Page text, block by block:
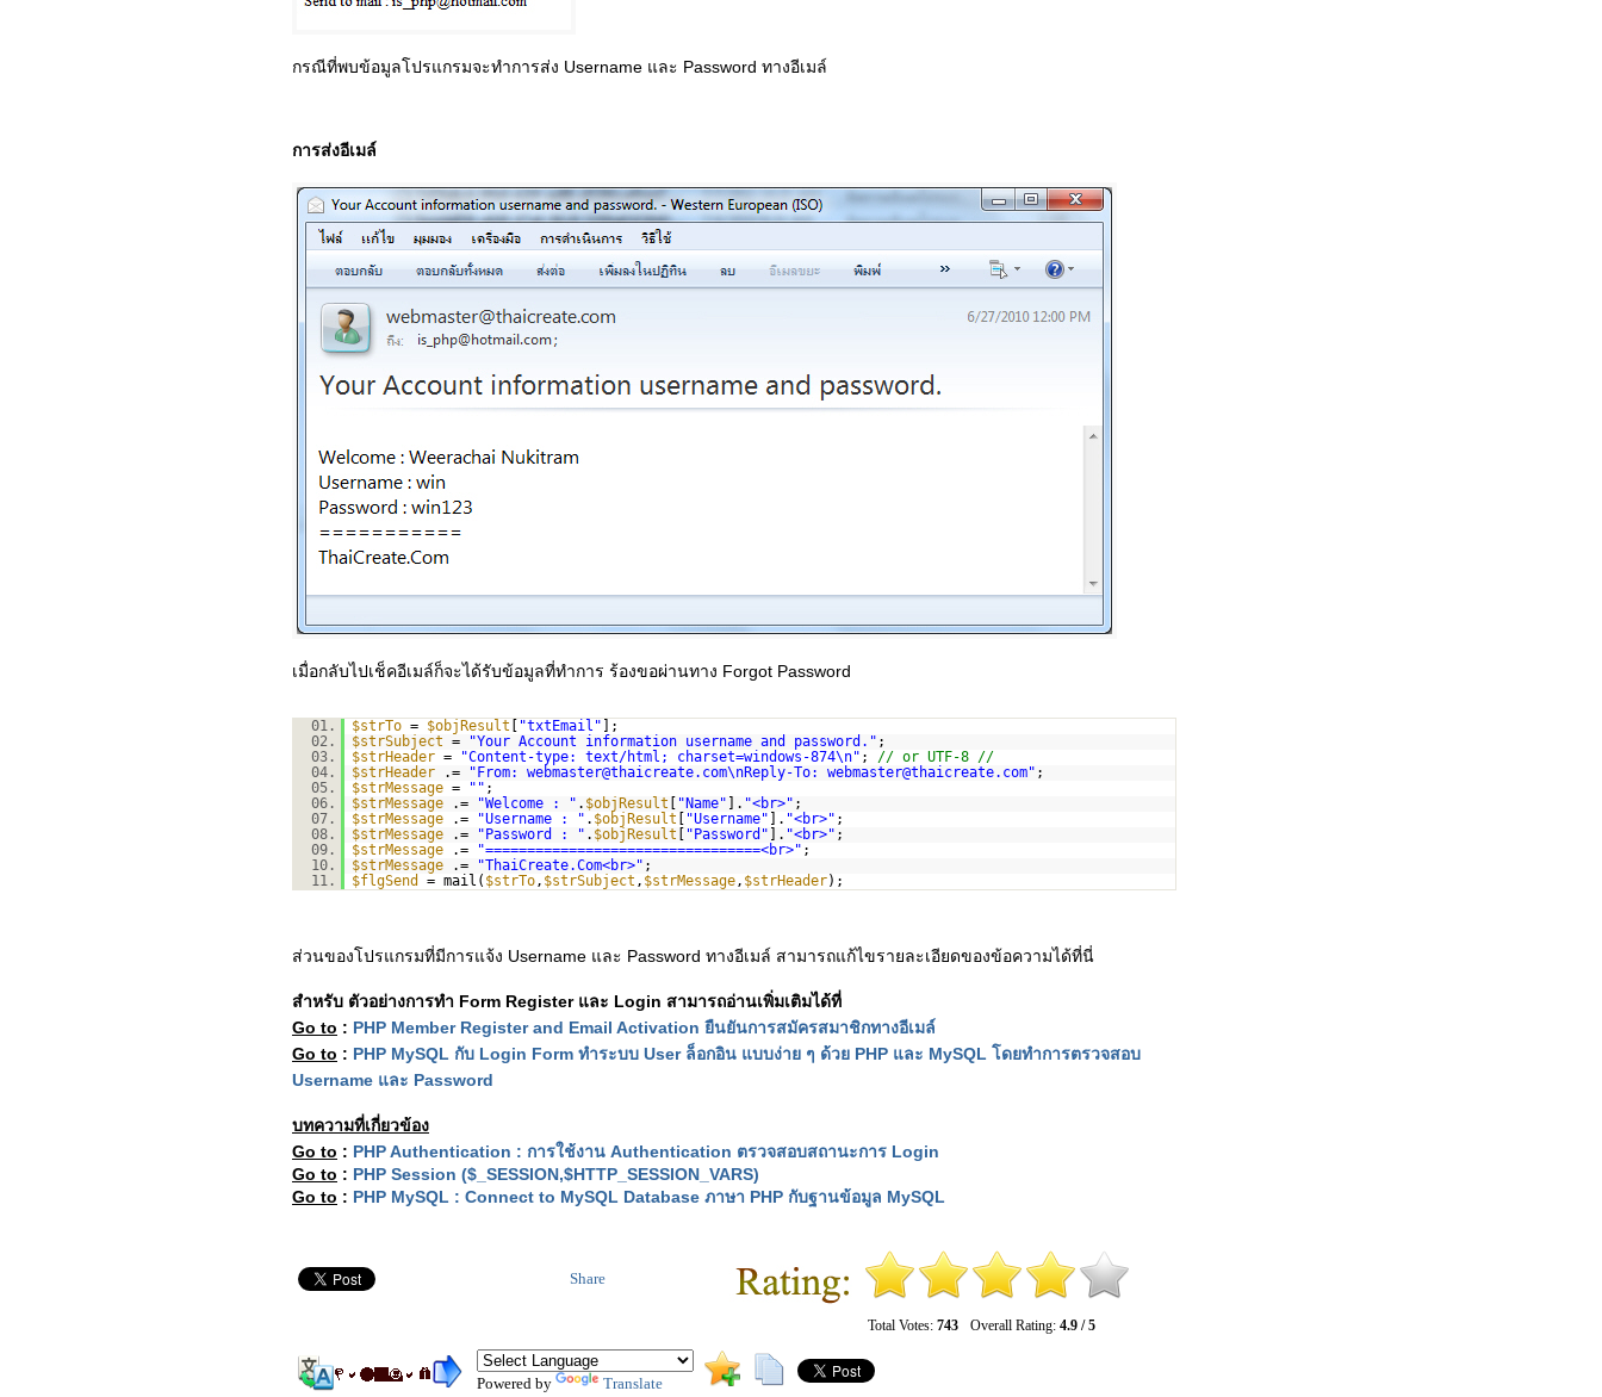
กรณีที่พบข้อมูลโปรแกรมจะทำการส่ง Username และ Password ทางอีเมล์
การส่งอีเมล์
เมื่อกลับไปเช็คอีเมล์ก็จะได้รับข้อมูลที่ทำการ ร้องขอผ่านทาง Forgot Password
01. $strTo = $objResult "txtEmail" ];
02.
$strSubject = "Your Account information username and password." ;
03.
$strHeader = "Content-type: text/html; charset=windows-874\n" ;
// or UTF-8 //
04.
$strHeader .= "From: webmaster@thaicreate.com\nReply-To: webmaster@thaicreate.com" ;
05.
$strMessage = "" ;
06.
$strMessage .= "Welcome : " . $objResult "Name" ]. "<br>" ;
07.
$strMessage .= "Username : " . $objResult "Username" ]. "<br>" ;
08.
$strMessage .= "Password : " . $objResult "Password" ]. "<br>" ;
09.
$strMessage .= "=================================<br>" ;
10.
$strMessage .= "ThaiCreate.Com<br>" ;
11.
$flgSend = mail( $strTo, $strSubject , $strMessage, $strHeader);
ส่วนของโปรแกรมที่มีการแจ้ง Username และ Password ทางอีเมล์ สามารถแก้ไขรายละเอียดของข้อความได้ที่นี่
สำหรับ ตัวอย่างการทำ Form Register และ Login สามารถอ่านเพิ่มเติมได้ที่
Go to : PHP Member Register and Email Activation ยืนยันการสมัครสมาชิกทางอีเมล์
Go to : PHP MySQL กับ Login Form ทำระบบ User ล็อกอิน แบบง่าย ๆ ด้วย PHP และ MySQL โดยทำการตรวจสอบ
Username และ Password
บทความที่เกี่ยวข้อง
Go to : PHP Authentication : การใช้งาน Authentication ตรวจสอบสถานะการ Login
Go to : PHP Session ($_SESSION,$HTTP_SESSION_VARS)
Go to : PHP MySQL : Connect to MySQL Database ภาษา PHP กับฐานข้อมูล MySQL
Total Votes: 743 Overall Rating: 4.9 / 5
Share
Powered by Translate